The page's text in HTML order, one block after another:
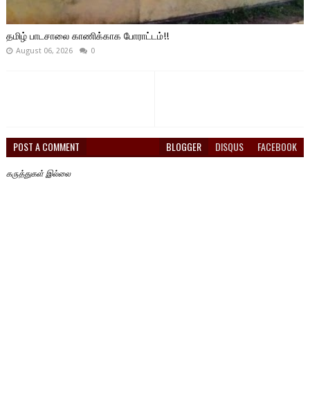
தமிழ் பாடசாலை காணிக்காக போராட்டம்!!
August 06, 2026 0
POST A COMMENT BLOGGER DISQUS FACEBOOK
கருத்துகள் இல்லை